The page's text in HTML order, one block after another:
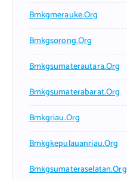
Bmkgmerauke.org
Bmkgsorong.org
Bmkgsumaterautara.org
Bmkgsumaterabarat.org
Bmkgriau.org
Bmkgkepulauanriau.org
Bmkgsumateraselatan.org